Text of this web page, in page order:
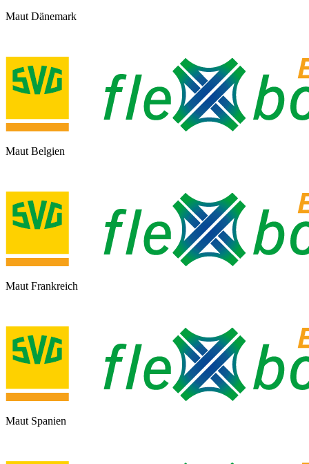
Maut Dänemark
Maut Belgien
Maut Frankreich
Maut Spanien